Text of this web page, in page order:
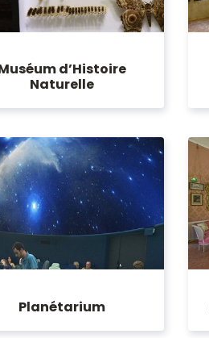
d’Histoire
Naturelle
Planétarium